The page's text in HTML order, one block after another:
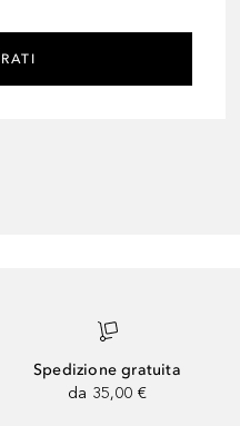
Spedizione gratuita
da 35,00 €